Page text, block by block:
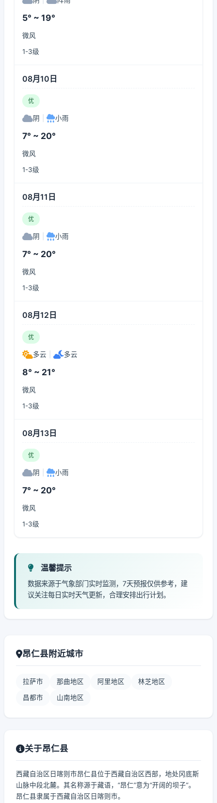
5° ~ 19°
微风
1-3级
08月10日
优
阴 小雨
7° ~ 20°
微风
1-3级
08月11日
优
阴 小雨
7° ~ 20°
微风
1-3级
08月12日
优
多云 多云
8° ~ 21°
微风
1-3级
08月13日
优
阴 小雨
7° ~ 20°
微风
1-3级
温馨提示
数据来源于气象部门实时监测，7天预报仅供参考，建
议关注每日实时天气更新，合理安排出行计划。
昂仁县附近城市
拉萨市 那曲地区 阿里地区 林芝地区
昌都市 山南地区
关于昂仁县
西藏自治区日喀则市昂仁县位于西藏自治区西部，地处冈底斯
山脉中段北麓。其名称源于藏语，“昂仁”意为“开阔的坝子”。
昂仁县隶属于西藏自治区日喀则市。